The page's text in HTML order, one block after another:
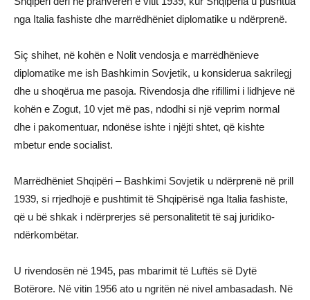
nga Italia fashiste dhe marrëdhëniet diplomatike u ndërprenë.
Siç shihet, në kohën e Nolit vendosja e marrëdhënieve
diplomatike me ish Bashkimin Sovjetik, u konsiderua sakrilegj
dhe u shoqërua me pasoja. Rivendosja dhe rifillimi i lidhjeve në
kohën e Zogut, 10 vjet më pas, ndodhi si një veprim normal
dhe i pakomentuar, ndonëse ishte i njëjti shtet, që kishte
mbetur ende socialist.
Marrëdhëniet Shqipëri – Bashkimi Sovjetik u ndërprenë në prill
1939, si rrjedhojë e pushtimit të Shqipërisë nga Italia fashiste,
që u bë shkak i ndërprerjes së personalitetit të saj juridiko-
ndërkombëtar.
U rivendosën në 1945, pas mbarimit të Luftës së Dytë
Botërore. Në vitin 1956 ato u ngritën në nivel ambasadash. Në